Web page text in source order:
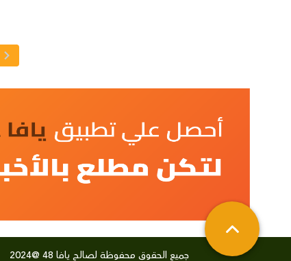
جميع الحقوق محفوظة لصالح يافا 48 @2024